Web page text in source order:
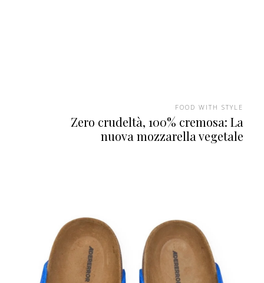
FOOD WITH STYLE
Zero crudeltà, 100% cremosa: La
nuova mozzarella vegetale